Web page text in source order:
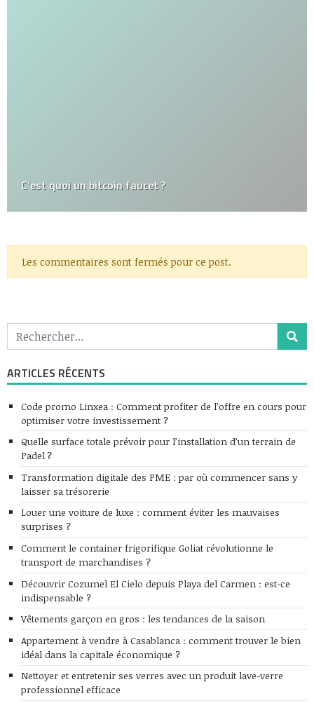
C’est quoi un bitcoin faucet ?
Les commentaires sont fermés pour ce post.
ARTICLES RÉCENTS
Code promo Linxea : Comment profiter de l’offre en cours pour
optimiser votre investissement ?
Quelle surface totale prévoir pour l’installation d’un terrain de
Padel ?
Transformation digitale des PME : par où commencer sans y
laisser sa trésorerie
Louer une voiture de luxe : comment éviter les mauvaises
surprises ?
Comment le container frigorifique Goliat révolutionne le
transport de marchandises ?
Découvrir Cozumel El Cielo depuis Playa del Carmen : est-ce
indispensable ?
Vêtements garçon en gros : les tendances de la saison
Appartement à vendre à Casablanca : comment trouver le bien
idéal dans la capitale économique ?
Nettoyer et entretenir ses verres avec un produit lave-verre
professionnel efficace